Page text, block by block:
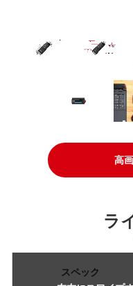
高
ラ
スペック